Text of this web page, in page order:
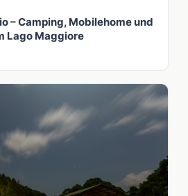
– Camping, Mobilehome und
Lago Maggiore